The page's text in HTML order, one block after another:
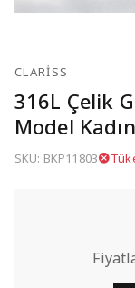
CLARISS
316L Çelik
Model
SKU: BKP11803